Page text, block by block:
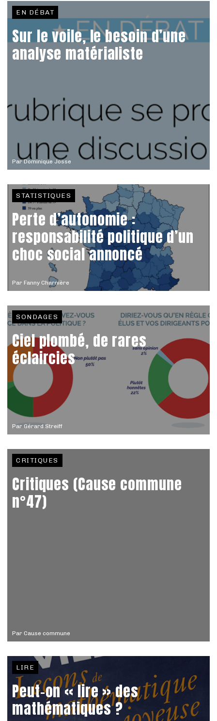
ParDominique Josse
EN DÉBAT
Sur le voile, le besoin d’une
analyse matérialiste
Par Fanny Charnière
STATISTIQUES
Perte d’autonomie :
responsabilité politique d’un
choc social annoncé
Par Gérard Streiff
SONDAGES
Ciel plombé, de rares
éclaircies
Par Cause commune
CRITIQUES
Critiques (Cause commune
n°47)
LIRE
Peut-on « lire » des
mathématiques ?